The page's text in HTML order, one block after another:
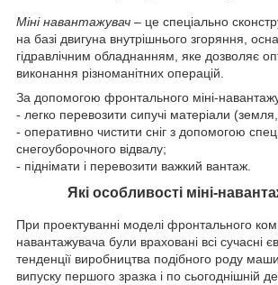
Міні навантажувач – це спеціально
на базі двигуна внутрішнього згоряння,
гідравлічним обладнанням, яке дозволяє
виконання різноманітних операцій.
За допомогою фронтального міні-
- легко перевозити сипучі матеріали
- оперативно чистити сніг з допомогою
снегоуборочного відвалу;
- піднімати і перевозити важкий вантаж.
Які особливості міні-
При проектуванні моделі фронтального
навантажувача були враховані всі сучасні
тенденції виробництва подібного роду
випуску першого зразка і по сьогоднішній